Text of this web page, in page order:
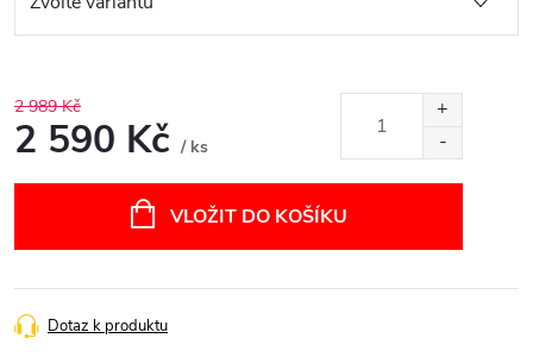
2 989 Kč
2 590 Kč / ks
VLOŽIT DO KOŠÍKU
Dotaz k produktu